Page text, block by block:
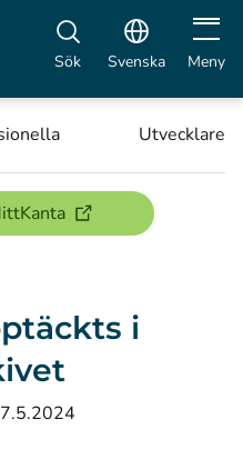
Sök Svenska Öppna
Meny
Utvecklare
(öppnas i ett nytt
i